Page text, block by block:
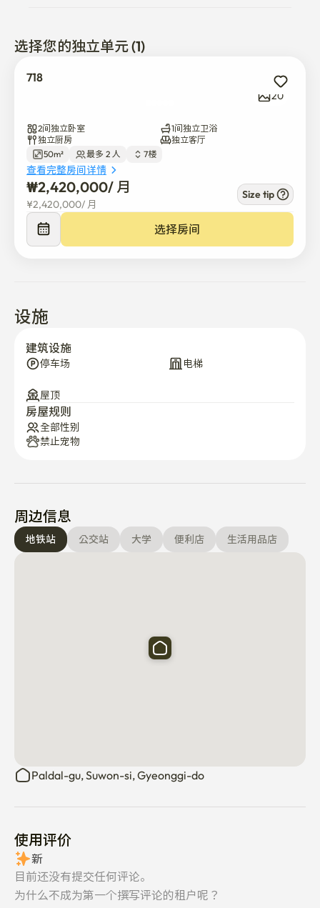
步行7分钟即可到达首尔公交及机场公交站
步行即可到达乐天百货及阿克萨广场 / 乘坐地铁1站即可到
公交车站位于大楼入口正前方，位置十分便利。
在您入住期间，我们强烈推荐您参观行宫洞（距离仅2公
里，乘公交或汽车大约需要7分钟）。
它充满了值得一看的风景和美味的当地美食！😊
选择您的独立单元 (1)
718
20
2间独立卧室
1间独立卫浴
独立厨房
独立客厅
50m²
最多 2 人 7楼
查看完整房间详情
₩2,420,000/ 月
¥2,420,000/ 月
Size tip
选择房间
设施
建筑设施
停车场 电梯
屋顶
房屋规则
全部性别
禁止宠物
周边信息
地铁站 公交站 大学 便利店 生活用品店
Paldal-gu, Suwon-si, Gyeonggi-do
使用评价
新
目前还没有提交任何评论。
为什么不成为第一个撰写评论的租户呢？